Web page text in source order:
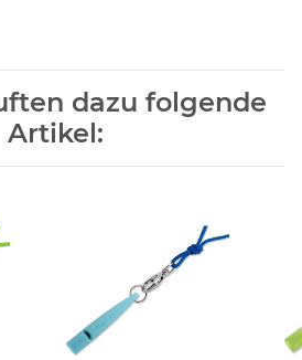
dazu folgende
Artikel: